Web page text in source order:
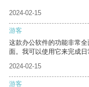
2024-02-15
游客
这款办公软件的功能非常
面。我可以使用它来完成日
2024-02-15
游客